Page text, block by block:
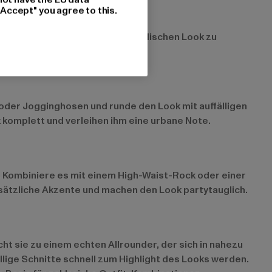
aber dennoch stylischen Look zu
Jogginghosen und runde den Look mit auffälligen
und verleihen ihm eine urbane Note.
es mit einem High-Waist-Rock oder einer
Akzente und machen den Look partytauglich.
sie zu einem echten Allrounder, der sich in nahezu
Schnitte schnell zum Highlight des Looks werden.
you agree to this.